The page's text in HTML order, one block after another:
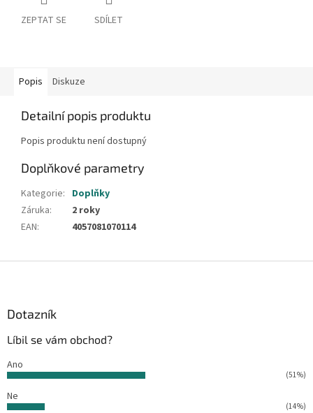
ZEPTAT SE SDÍLET
Popis Diskuze
Detailní popis produktu
Popis produktu není dostupný
Doplňkové parametry
Kategorie: Doplňky
Záruka:
2 roky
EAN: 4057081070114
Dotazník
Líbil se vám obchod?
Ano
(51%)
Ne
(14%)